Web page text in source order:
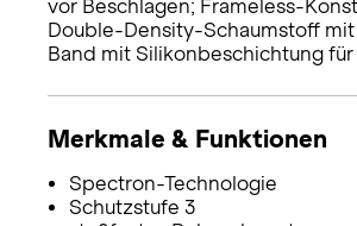
vor Beschlagen; Frameless-
Double-Density-Schaumstoff
Band mit Silikonbeschichtung
Merkmale & Funktionen
Spectron-Technologie
Schutzstufe 3